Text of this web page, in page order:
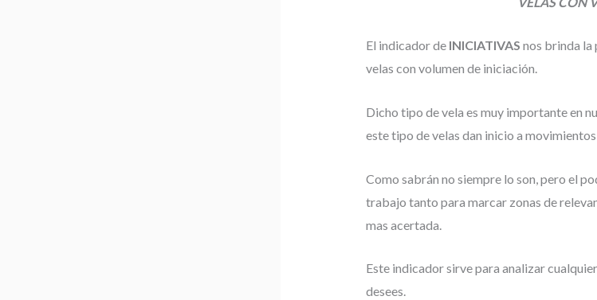
El indicador de INICIATIVAS nos brinda la
velas con volumen de iniciación.
Dicho tipo de vela es muy importante en
este tipo de velas dan inicio a
Como sabrán no siempre lo son, pero el
trabajo tanto para marcar zonas de
mas acertada.
Este indicador sirve para analizar
desees.